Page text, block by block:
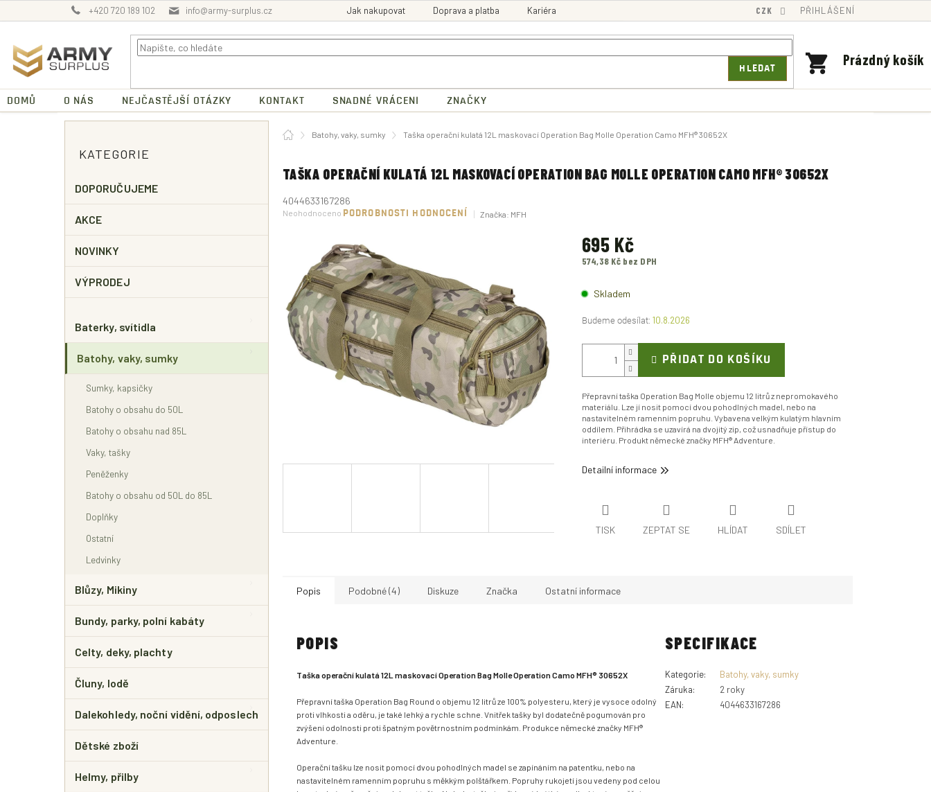
na
+420 720 189 102 info@army-surplus.cz Jak nakupovat Doprava a platba Kariéra CZK PŘIHLÁŠENÍ
HLEDAT
NÁKUPNÍ
Prázdný košík
DOMŮ O NÁS NEJČASTĚJŠÍ OTÁZKY KONTAKT SNADNÉ VRÁCENI ZNAČKY
A
N
P
N
kategorie
KATEGORIE
DOPORUČUJEME
AKCE
NOVINKY
VÝPRODEJ
Baterky, svítidla
Batohy, vaky, sumky
Sumky, kapsičky
Batohy o obsahu do 50L
Batohy o obsahu nad 85L
Vaky, tašky
Peněženky
Batohy o obsahu od 50L do 85L
Doplňky
Ostatní
Ledvinky
Blůzy, Mikiny
Bundy, parky, polní kabáty
Celty, deky, plachty
Čluny, lodě
Dalekohledy, noční vidění, odposlech
Dětské zboží
Helmy, přilby
DomůBatohy, vaky, sumky Taška operační kulatá 12L maskovací Operation Bag Molle Operation Camo MFH® 30652X
TAŠKA OPERAČNÍ KULATÁ 12L MASKOVACÍ OPERATION BAG MOLLE OPERATION CAMO MFH® 30652X
4044633167286
Průměrné
hvězdiček.
Neohodnoceno PODROBNOSTI HODNOCENÍ Značka: MFH
695 Kč
574,38 Kč bez DPH
cena:Skladem
10.8.2026
PŘIDAT DO KOŠÍKU
Přepravní taška Operation Bag Molle objemu 12 litrů z nepromokavého
materiálu. Lze jí nosit pomocí dvou pohodlných madel, nebo na
nastavitelném ramenním popruhu. Vybavena velkým kulatým hlavním
oddílem. Přihrádka se uzavírá na dvojitý zip, což usnadňuje přístup do
interiéru. Produkt německé značky MFH® Adventure.
Detailní informace
TISK ZEPTAT SE HLÍDAT SDÍLET
Popis Podobné (4) Diskuze Značka Ostatní informace
POPIS
Taška operační kulatá 12L maskovací Operation Bag Molle Operation Camo MFH® 30652X
Přepravní taška Operation Bag Round o objemu 12 litrů ze 100% polyesteru, který je vysoce odolný
proti vlhkosti a oděru, je také lehký a rychle schne. Vnitřek tašky byl dodatečně pogumován pro
zvýšení odolnosti proti špatným povětrnostním podmínkám. Produkce německé značky MFH®
Adventure.
Operační tašku lze nosit pomocí dvou pohodlných madel se zapínáním na patentku, nebo na
nastavitelném ramenním popruhu s měkkým polštářkem. Popruhy rukojetí jsou vedeny pod celou
SPECIFIKACE
Kategorie:
Batohy, vaky, sumky
Záruka:
2 roky
EAN: 4044633167286